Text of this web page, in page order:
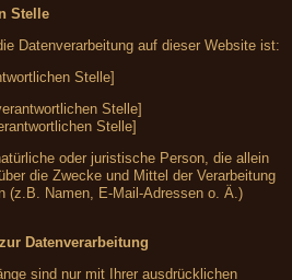
Stelle
Datenverarbeitung auf dieser Website ist:
Stelle]
Stelle]
Stelle]
oder juristische Person, die allein
die Zwecke und Mittel der Verarbeitung
(z.B. Namen, E-Mail-Adressen o. Ä.)
Datenverarbeitung
sind nur mit Ihrer ausdrücklichen